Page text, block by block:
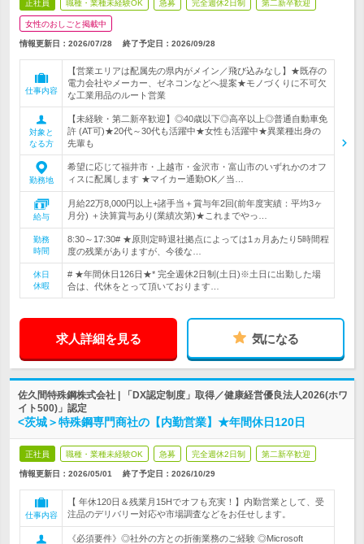
正社員 職種・業種未経験OK 急募 完全週休2日制 第二新卒歓迎
女性のおしごと掲載中
情報更新日：2026/07/28 終了予定日： 2026/09/28
仕事内容
【営業エリアは配属先の県内がメイン／飛び込みなし】★既存の
電力会社やメーカー、ゼネコンなどへ提案★モノづくりに不可欠
な工業用品のルート営業
対象と
なる方
【未経験・第二新卒歓迎】◎40歳以下◎高卒以上◎普通自動車免
許 (AT可)★20代～30代も活躍中★女性も活躍中★異業種出身の
先輩も
勤務地
希望に応じて福井市・上越市・金沢市・富山市のいずれかのオフ
ィスに配属します ★マイカー通勤OK／当…
給与
月給22万8,000円以上+諸手当＋賞与年2回(前年度実績：平均3ヶ
月分) ＋決算賞与あり(業績次第)★これまでやっ…
勤務
時間
8:30～17:30# ★原則定時退社拠点によっては1ヵ月あたり5時間程
度の残業がありますが、今後な…
休日
休暇
# ★年間休日126日★* 完全週休2日制(土日)※土日に出勤した場
合は、代休をとって頂いております…
求人詳細を見る 気になる
佐久間特殊鋼株式会社 | 「DX認定制度」取得／健康経営優良法人2026(ホワ
イト500)」認定
<茨城＞特殊鋼専門商社の【内勤営業】★年間休日120日
正社員 職種・業種未経験OK 急募 完全週休2日制 第二新卒歓迎
情報更新日：2026/05/01 終了予定日： 2026/10/29
仕事内容
【 年休120日＆残業月15Hでオフも充実！】内勤営業として、受
注品のデリバリー対応や市場調査などをお任せします。
《必須要件》◎社外の方との折衝業務のご経験 ◎Microsoft